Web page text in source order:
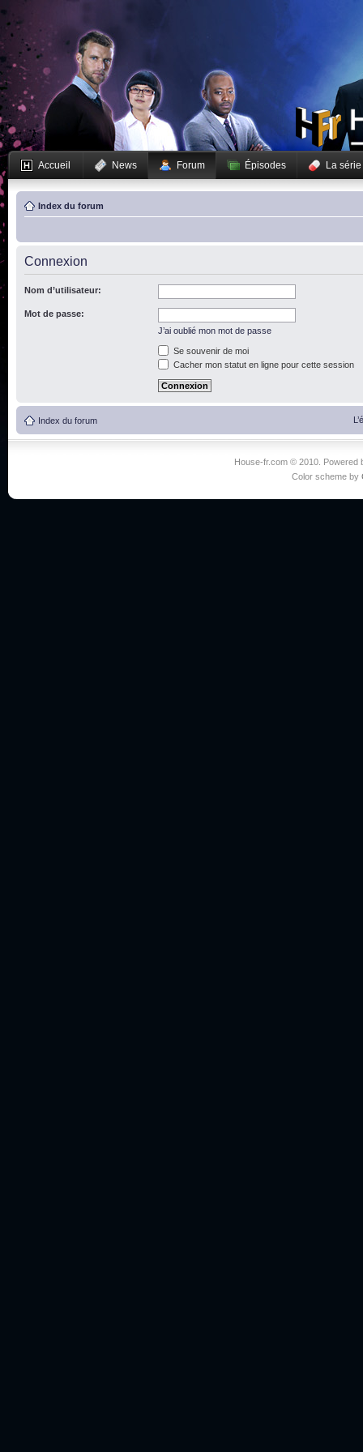
Accueil News Forum Épisodes La série
Index du forum
Connexion
Nom d’utilisateur:
Mot de passe:
J’ai oublié mon mot de passe
Se souvenir de moi
Cacher mon statut en ligne pour cette session
Index du forum
House-fr.com © 2010. Powered
Color scheme by